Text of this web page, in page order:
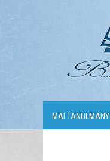
MAI TANULMÁNY